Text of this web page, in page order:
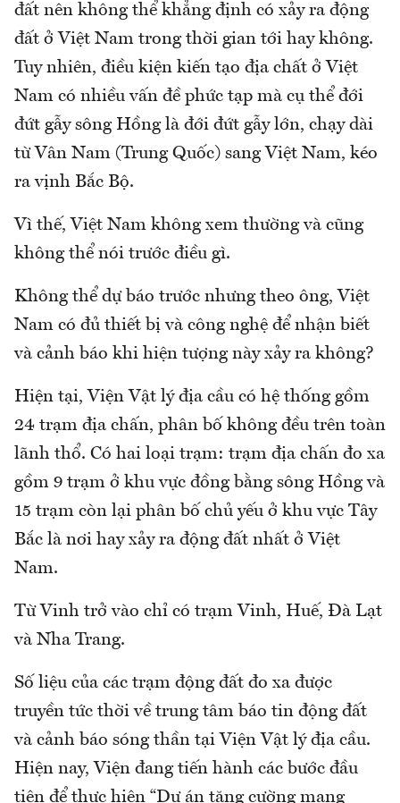
đất nên không thể khẳng định có xảy ra động
đất ở Việt Nam trong thời gian tới hay không.
Tuy nhiên, điều kiện kiến tạo địa chất ở Việt
Nam có nhiều vấn đề phức tạp mà cụ thể đới
đứt gẫy sông Hồng là đới đứt gẫy lớn, chạy dài
từ Vân Nam (Trung Quốc) sang Việt Nam, kéo
ra vịnh Bắc Bộ.
Vì thế, Việt Nam không xem thường và cũng
không thể nói trước điều gì.
Không thể dự báo trước nhưng theo ông, Việt
Nam có đủ thiết bị và công nghệ để nhận biết
và cảnh báo khi hiện tượng này xảy ra không?
Hiện tại, Viện Vật lý địa cầu có hệ thống gồm
24 trạm địa chấn, phân bố không đều trên toàn
lãnh thổ. Có hai loại trạm: trạm địa chấn đo xa
gồm 9 trạm ở khu vực đồng bằng sông Hồng và
15 trạm còn lại phân bố chủ yếu ở khu vực Tây
Bắc là nơi hay xảy ra động đất nhất ở Việt
Nam.
Từ Vinh trở vào chỉ có trạm Vinh, Huế, Đà Lạt
và Nha Trang.
Số liệu của các trạm động đất đo xa được
truyền tức thời về trung tâm báo tin động đất
và cảnh báo sóng thần tại Viện Vật lý địa cầu.
Hiện nay, Viện đang tiến hành các bước đầu
tiên để thực hiện “Dự án tăng cường mạng